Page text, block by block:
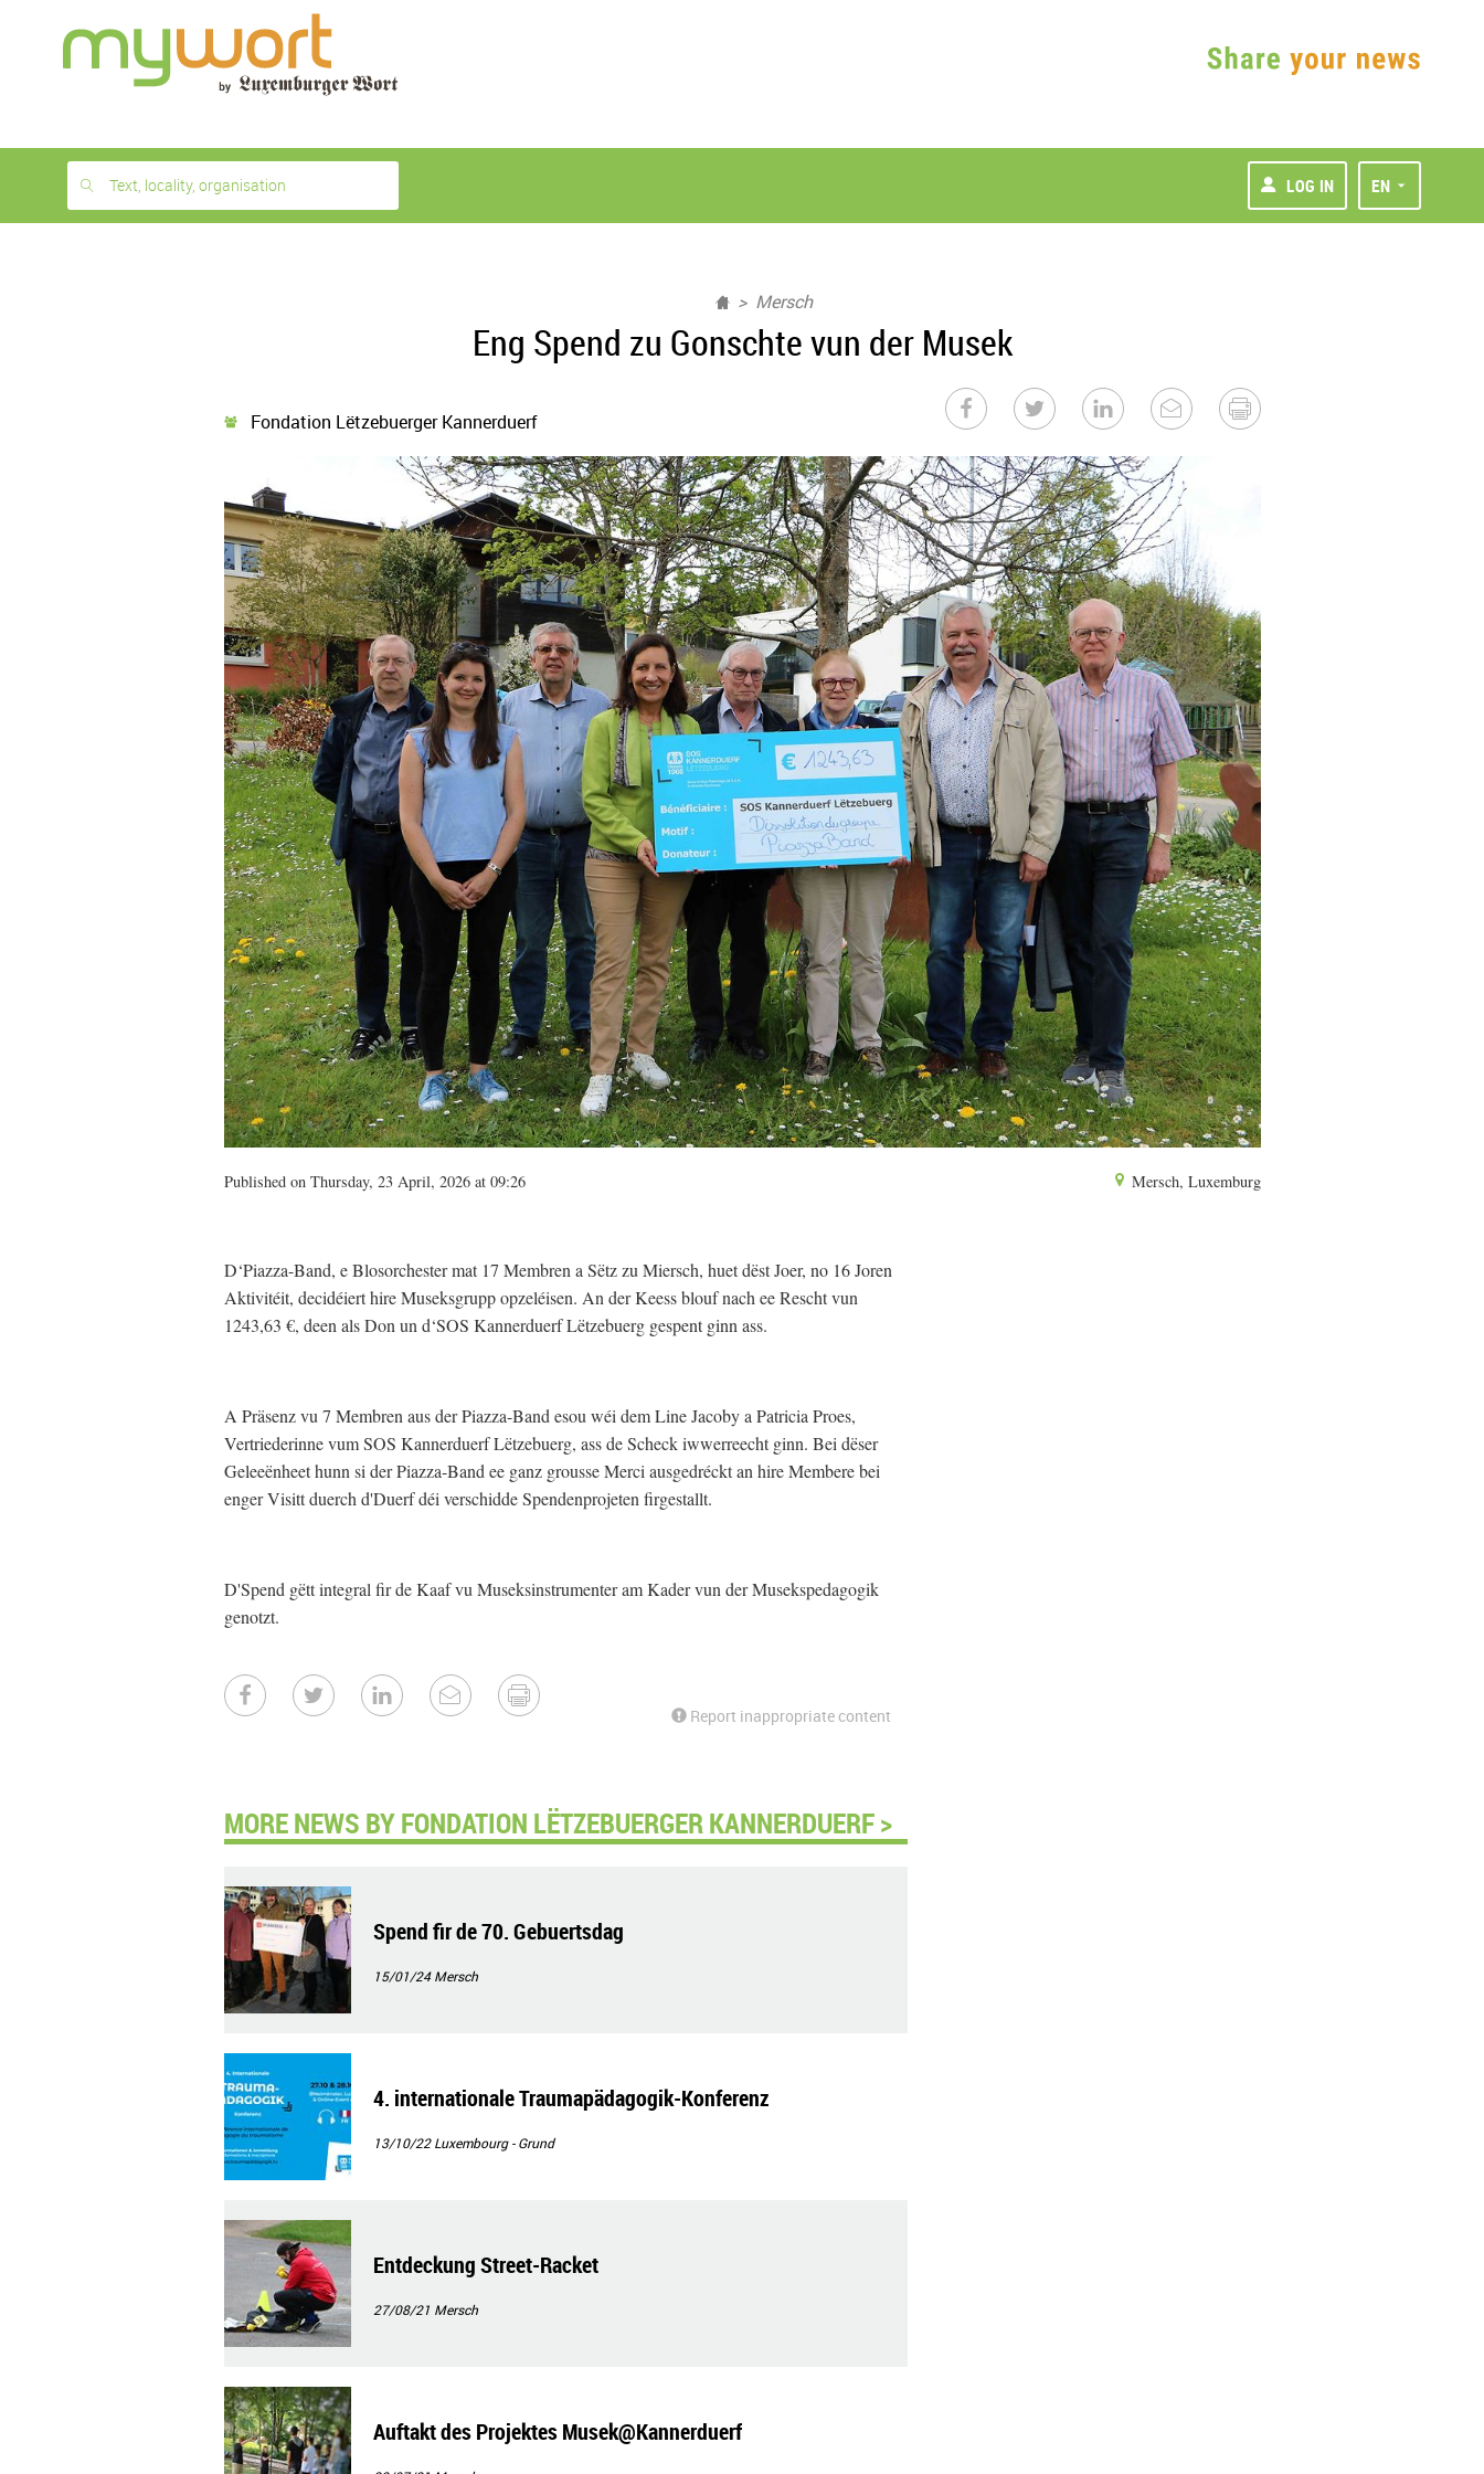
month
free
Text, locality, organisation LOG IN EN
Mersch
Eng Spend zu Gonschte vun der Musek
Fondation Lëtzebuerger Kannerduerf
Published on Thursday, 23 April, 2026 at 09:26 Mersch, Luxemburg
D‘Piazza-Band, e Blosorchester mat 17 Membren a Sëtz zu Miersch, huet dëst Joer, no 16 Joren
Aktivitéit, decidéiert hire Museksgrupp opzeléisen. An der Keess blouf nach ee Rescht vun
1243,63 €, deen als Don un d‘SOS Kannerduerf Lëtzebuerg gespent ginn ass.
A Präsenz vu 7 Membren aus der Piazza-Band esou wéi dem Line Jacoby a Patricia Proes,
Vertriederinne vum SOS Kannerduerf Lëtzebuerg, ass de Scheck iwwerreecht ginn. Bei dëser
Geleeënheet hunn si der Piazza-Band ee ganz grousse Merci ausgedréckt an hire Membere bei
enger Visitt duerch d'Duerf déi verschidde Spendenprojeten firgestallt.
D'Spend gëtt integral fir de Kaaf vu Museksinstrumenter am Kader vun der Musekspedagogik
genotzt.
Report inappropriate content
MORE NEWS BY FONDATION LËTZEBUERGER KANNERDUERF >
Spend fir de 70. Gebuertsdag
15/01/24Mersch
4. internationale Traumapädagogik-Konferenz
13/10/22Luxembourg - Grund
Entdeckung Street-Racket
27/08/21 Mersch
Auftakt des Projektes Musek@Kannerduerf